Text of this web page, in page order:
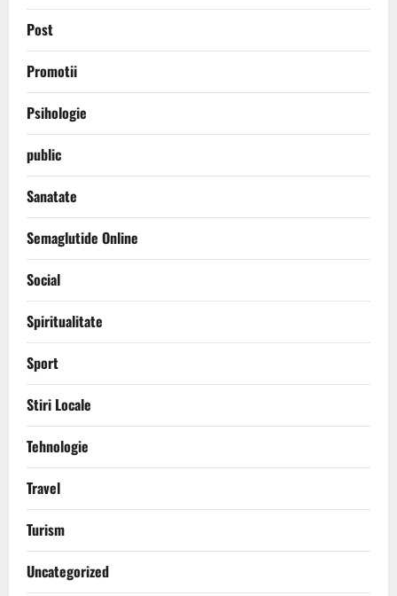
Post
Promotii
Psihologie
public
Sanatate
Semaglutide Online
Social
Spiritualitate
Sport
Stiri Locale
Tehnologie
Travel
Turism
Uncategorized